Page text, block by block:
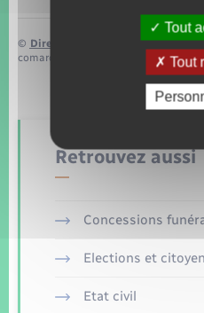
© Direction de l’information légale
comarquage developpé par
baseo.io
Retrouvez aussi
Concessions
Elections et
Etat civil
Tout
Tout